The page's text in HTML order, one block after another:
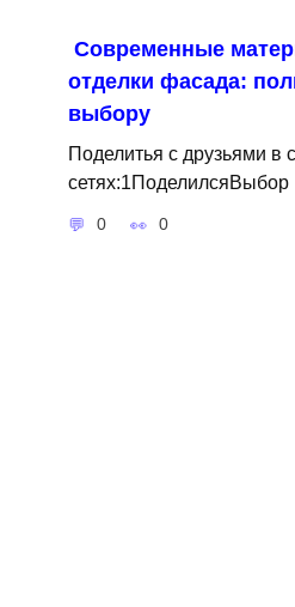
Современные
отделки фасада:
выбору
Поделитья с друзьями в
сетях:1ПоделилсяВыбор
0 0